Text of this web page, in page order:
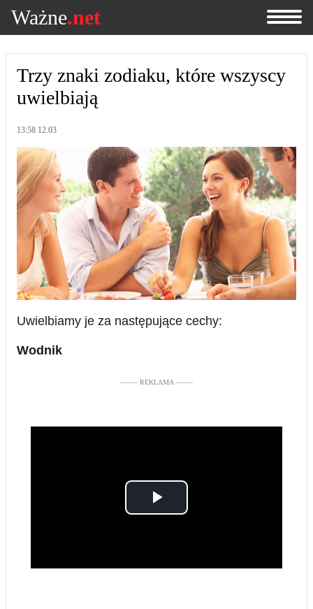
Ważne.net
Trzy znaki zodiaku, które wszyscy
uwielbiają
13:58 12.03
Uwielbiamy je za następujące cechy:
Wodnik
––––– REKLAMA –––––
Play